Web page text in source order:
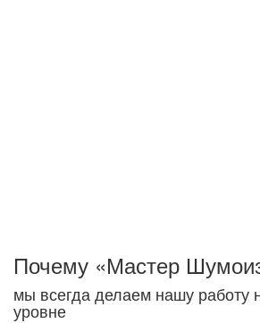
Почему «Мастер
мы всегда делаем нашу работу
уровне